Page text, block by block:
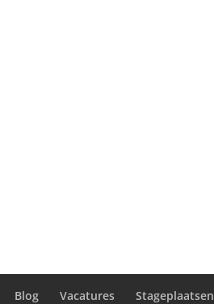
Blog Vacatures Stageplaatsen